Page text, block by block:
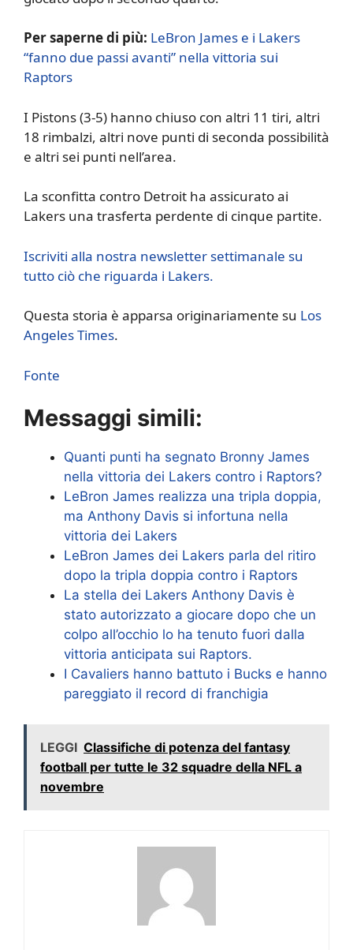
Per saperne di più: LeBron James e i Lakers
“fanno due passi avanti” nella vittoria sui
Raptors
I Pistons (3-5) hanno chiuso con altri 11 tiri, altri
18 rimbalzi, altri nove punti di seconda possibilità
e altri sei punti nell’area.
La sconfitta contro Detroit ha assicurato ai
Lakers una trasferta perdente di cinque partite.
Iscriviti alla nostra newsletter settimanale su
tutto ciò che riguarda i Lakers.
Questa storia è apparsa originariamente su Los
Angeles Times.
Fonte
Messaggi simili:
Quanti punti ha segnato Bronny James
nella vittoria dei Lakers contro i Raptors?
LeBron James realizza una tripla doppia,
ma Anthony Davis si infortuna nella
vittoria dei Lakers
LeBron James dei Lakers parla del ritiro
dopo la tripla doppia contro i Raptors
La stella dei Lakers Anthony Davis è
stato autorizzato a giocare dopo che un
colpo all’occhio lo ha tenuto fuori dalla
vittoria anticipata sui Raptors.
I Cavaliers hanno battuto i Bucks e hanno
pareggiato il record di franchigia
LEGGI Classifiche di potenza del fantasy
football per tutte le 32 squadre della NFL a
novembre